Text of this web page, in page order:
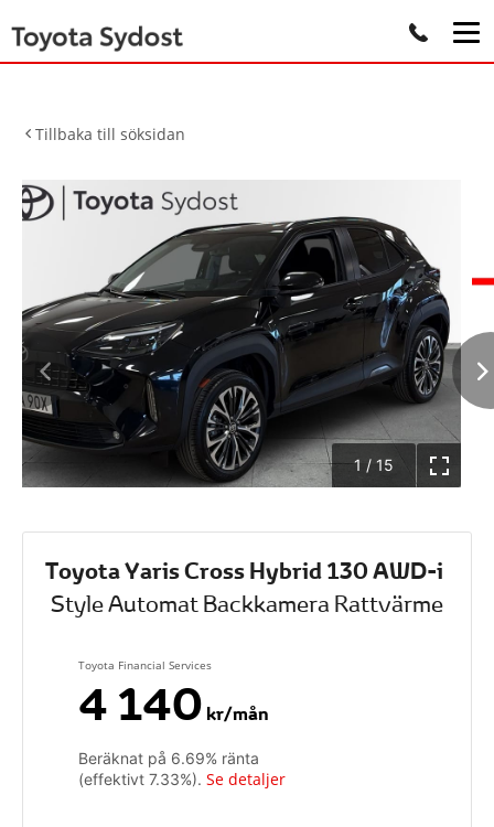
Tillbaka till söksidan
1 / 15
Toyota Yaris Cross Hybrid 130 AWD-i
Style Automat Backkamera Rattvärme
Toyota Financial Services
4 140 kr/mån
Beräknat på 6.69% ränta
(effektivt 7.33%). Se detaljer